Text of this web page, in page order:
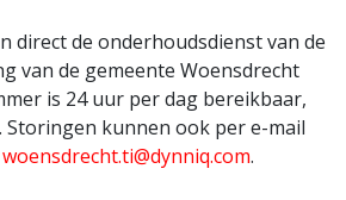
direct de onderhoudsdienst van de
van de gemeente Woensdrecht
is 24 uur per dag bereikbaar,
Storingen kunnen ook per e-mail
woensdrecht.ti@dynniq.com.